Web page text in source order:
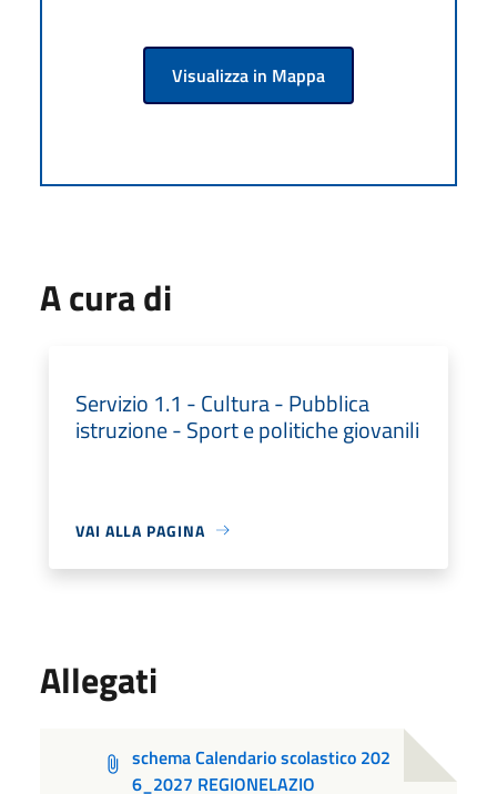
Visualizza in Mappa
A cura di
Servizio 1.1 - Cultura - Pubblica
istruzione - Sport e politiche giovanili
VAI ALLA PAGINA
Allegati
schema Calendario scolastico 202
6_2027 REGIONELAZIO